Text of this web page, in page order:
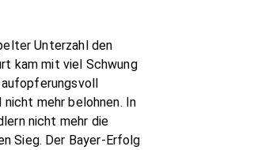
Unterzahl den
kam mit viel Schwung
aufopferungsvoll
mehr belohnen. In
nicht mehr die
Sieg. Der Bayer-Erfolg